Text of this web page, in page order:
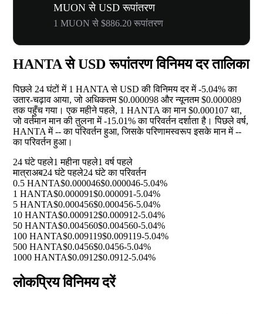
MUON से USD रूपांतरण
1 MUON से $886.20 रूपांतरण
HANTA से USD रूपांतरण विनिमय दर तालिका
पिछले 24 घंटों में 1 HANTA से USD की विनिमय दर में-5.04%का
उतार-चढ़ाव आया, जो अधिकतम $0.000098 और न्यूनतम $0.000089
तक पहुँच गया। एक महीने पहले, 1 HANTA का मान $0.000107 था,
जो वर्तमान मान की तुलना में-15.01%का परिवर्तन दर्शाता है। पिछले वर्ष,
HANTA में--का परिवर्तन हुआ, जिसके परिणामस्वरूप इसके मान में--
का परिवर्तन हुआ।
24 घंटे पहले1 महीना पहले1 वर्ष पहले
मात्राअब24 घंटे पहले24 घंटे का परिवर्तन
0.5 HANTA$0.000046$0.000046-5.04%
1 HANTA$0.000091$0.000091-5.04%
5 HANTA$0.000456$0.000456-5.04%
10 HANTA$0.000912$0.000912-5.04%
50 HANTA$0.004560$0.004560-5.04%
100 HANTA$0.009119$0.009119-5.04%
500 HANTA$0.0456$0.0456-5.04%
1000 HANTA$0.0912$0.0912-5.04%
लोकप्रिय विनिमय दरें